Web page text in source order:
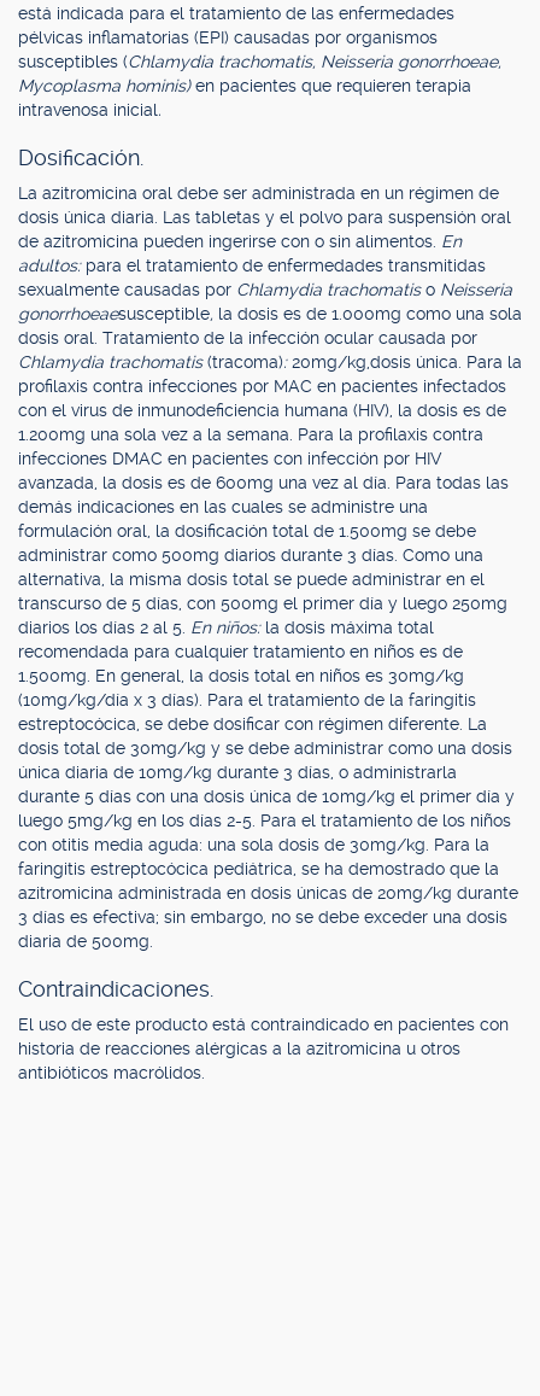
está indicada para el tratamiento de las enfermedades
pélvicas inflamatorias (EPI) causadas por organismos
susceptibles (Chlamydia trachomatis, Neisseria gonorrhoeae,
Mycoplasma hominis)en pacientes que requieren terapia
intravenosa inicial.
Dosificación.
La azitromicina oral debe ser administrada en un régimen de
dosis única diaria. Las tabletas y el polvo para suspensión oral
de azitromicina pueden ingerirse con o sin alimentos. En
adultos: para el tratamiento de enfermedades transmitidas
sexualmente causadas por Chlamydia trachomatiso Neisseria
gonorrhoeaesusceptible, la dosis es de 1.000mg como una sola
dosis oral. Tratamiento de la infección ocular causada por
Chlamydia trachomatis(tracoma): 20mg/kg, dosis única. Para la
profilaxis contra infecciones por MAC en pacientes infectados
con el virus de inmunodeficiencia humana (HIV), la dosis es de
1.200mg una sola vez a la semana. Para la profilaxis contra
infecciones DMAC en pacientes con infección por HIV
avanzada, la dosis es de 600mg una vez al día. Para todas las
demás indicaciones en las cuales se administre una
formulación oral, la dosificación total de 1.500mg se debe
administrar como 500mg diarios durante 3 días. Como una
alternativa, la misma dosis total se puede administrar en el
transcurso de 5 días, con 500mg el primer día y luego 250mg
diarios los días 2 al 5. En niños: la dosis máxima total
recomendada para cualquier tratamiento en niños es de
1.500mg. En general, la dosis total en niños es 30mg/kg
(10mg/kg/día x 3 días). Para el tratamiento de la faringitis
estreptocócica, se debe dosificar con régimen diferente. La
dosis total de 30mg/kg y se debe administrar como una dosis
única diaria de 10mg/kg durante 3 días, o administrarla
durante 5 días con una dosis única de 10mg/kg el primer día y
luego 5mg/kg en los días 2-5. Para el tratamiento de los niños
con otitis media aguda: una sola dosis de 30mg/kg. Para la
faringitis estreptocócica pediátrica, se ha demostrado que la
azitromicina administrada en dosis únicas de 20mg/kg durante
3 días es efectiva; sin embargo, no se debe exceder una dosis
diaria de 500mg.
Contraindicaciones.
El uso de este producto está contraindicado en pacientes con
historia de reacciones alérgicas a la azitromicina u otros
antibióticos macrólidos.